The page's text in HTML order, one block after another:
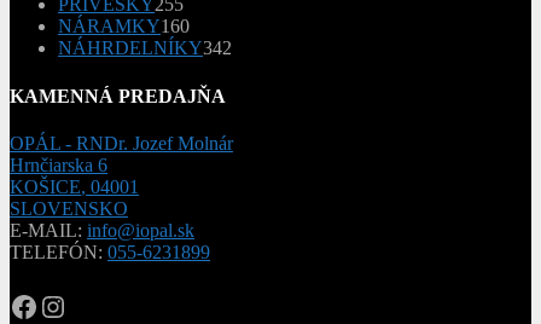
PRÍVESKY255
produktov
NÁRAMKY160160
produktov
NÁHRDELNÍKY342
KAMENNÁ PREDAJŇA
OPÁL - RNDr. Jozef Molnár
Hrnčiarska 6
KOŠICE, 04001
SLOVENSKO
E-MAIL: info@iopal.sk
TELEFÓN: 055-6231899
OPAL.drahokamy
opal.drahokamy